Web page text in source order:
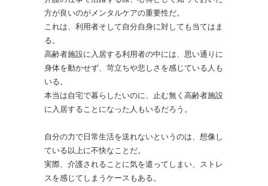
方が良いのがメンタルケアの重要性だ。
これは、利用者そして自分自身に対しても当てはま
る。
高齢者施設に入居する利用者の中には、思い通りに
身体を動かせず、苛立ちや悲しさを感じている人も
いる。
本当は自宅で暮らしたいのに、止む無く高齢者施設
に入居することになった人もいるだろう。
自分の力で日常生活を送れないというのは、想像し
ている以上に不快なことだ。
実際、介護されることに気を遣ってしまい、ストレ
スを感じてしまうケースもある。